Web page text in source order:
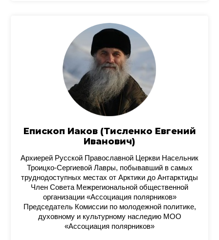
Епископ Иаков (Тисленко Евгений
Иванович)
Архиерей Русской Православной Церкви Насельник
Троицко-Сергиевой Лавры, побывавший в самых
труднодоступных местах от Арктики до Антарктиды
Член Совета Межрегиональной общественной
организации «Ассоциация полярников»
Председатель Комиссии по молодежной политике,
духовному и культурному наследию МОО
«Ассоциация полярников»